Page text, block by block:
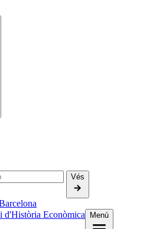
Vés
d'Història Econòmica
Menú